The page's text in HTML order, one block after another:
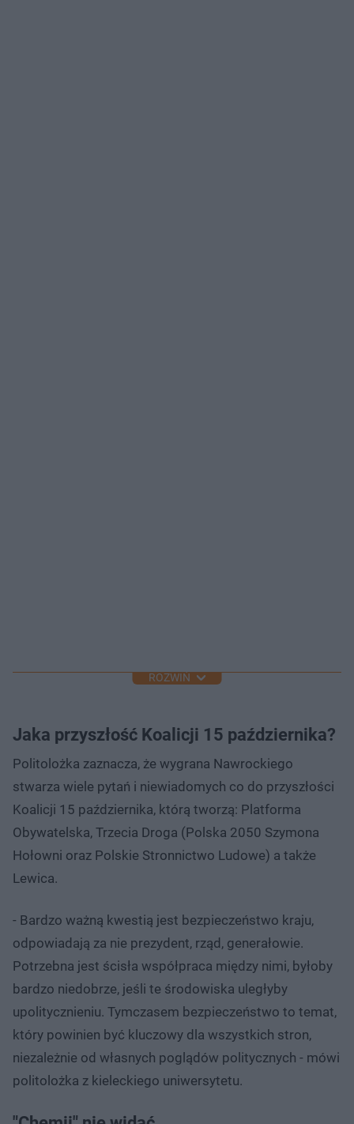
ROZWIŃ
Jaka przyszłość Koalicji 15 października?
Politolożka zaznacza, że wygrana Nawrockiego
stwarza wiele pytań i niewiadomych co do przyszłości
Koalicji 15 października, którą tworzą: Platforma
Obywatelska, Trzecia Droga (Polska 2050 Szymona
Hołowni oraz Polskie Stronnictwo Ludowe) a także
Lewica.
- Bardzo ważną kwestią jest bezpieczeństwo kraju,
odpowiadają za nie prezydent, rząd, generałowie.
Potrzebna jest ścisła współpraca między nimi, byłoby
bardzo niedobrze, jeśli te środowiska uległyby
upolitycznieniu. Tymczasem bezpieczeństwo to temat,
który powinien być kluczowy dla wszystkich stron,
niezależnie od własnych poglądów politycznych - mówi
politolożka z kieleckiego uniwersytetu.